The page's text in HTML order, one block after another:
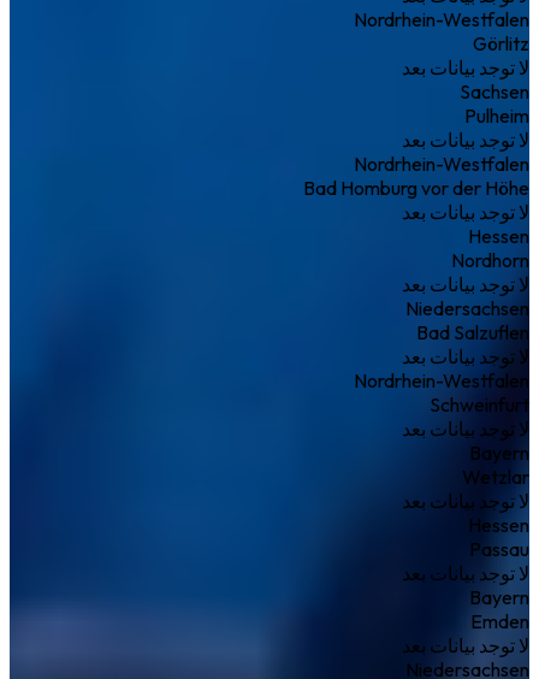
Nordrhein-Westfalen
Görlitz
لا توجد بيانات بعد
Sachsen
Pulheim
لا توجد بيانات بعد
Nordrhein-Westfalen
Bad Homburg vor der Höhe
لا توجد بيانات بعد
Hessen
Nordhorn
لا توجد بيانات بعد
Niedersachsen
Bad Salzuflen
لا توجد بيانات بعد
Nordrhein-Westfalen
Schweinfurt
لا توجد بيانات بعد
Bayern
Wetzlar
لا توجد بيانات بعد
Hessen
Passau
لا توجد بيانات بعد
Bayern
Emden
لا توجد بيانات بعد
Niedersachsen